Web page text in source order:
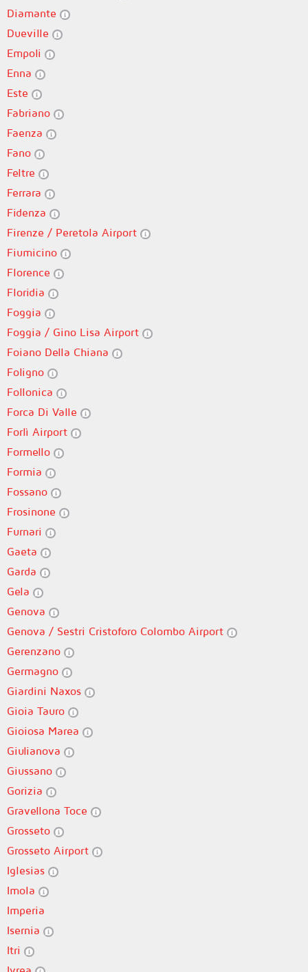
Diamante
Dueville
Empoli
Enna
Este
Fabriano
Faenza
Fano
Feltre
Ferrara
Fidenza
Firenze / Peretola Airport
Fiumicino
Florence
Floridia
Foggia
Foggia / Gino Lisa Airport
Foiano Della Chiana
Foligno
Follonica
Forca Di Valle
Forlì Airport
Formello
Formia
Fossano
Frosinone
Furnari
Gaeta
Garda
Gela
Genova
Genova / Sestri Cristoforo Colombo Airport
Gerenzano
Germagno
Giardini Naxos
Gioia Tauro
Gioiosa Marea
Giulianova
Giussano
Gorizia
Gravellona Toce
Grosseto
Grosseto Airport
Iglesias
Imola
Imperia
Isernia
Itri